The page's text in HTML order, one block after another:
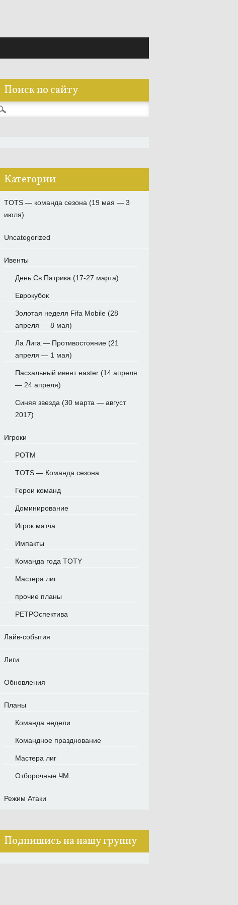
Поиск по сайту
Категории
TOTS — команда сезона (19 мая — 3
июля)
Uncategorized
Ивенты
День Св.Патрика (17-27 марта)
Еврокубок
Золотая неделя Fifa Mobile (28
апреля — 8 мая)
Ла Лига — Противостояние (21
апреля — 1 мая)
Пасхальный ивент easter (14 апреля
— 24 апреля)
Синяя звезда (30 марта — август
2017)
Игроки
POTM
TOTS — Команда сезона
Герои команд
Доминирование
Игрок матча
Импакты
Команда года TOTY
Мастера лиг
прочие планы
РЕТРОспектива
Лайв-события
Лиги
Обновления
Планы
Команда недели
Командное празднование
Мастера лиг
Отборочные ЧМ
Режим Атаки
Подпишись на нашу группу